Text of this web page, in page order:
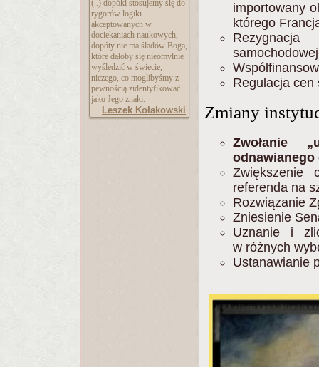
(..) dopóki stosujemy się do
rygorów logiki
akceptowanych w
dociekaniach naukowych,
dopóty nie ma śladów Boga,
które dałoby się nieomylnie
wyśledzić w świecie,
niczego, co moglibyśmy z
pewnością zidentyfikować
jako Jego znaki.
Leszek Kołakowski
importowany
którego
Regulacja cen
Zmiany
Zwołanie
odnawianego
Zwiększenie
referenda na
Rozwiązanie
Zniesienie
Uznanie i
w różnych
Ustanawianie